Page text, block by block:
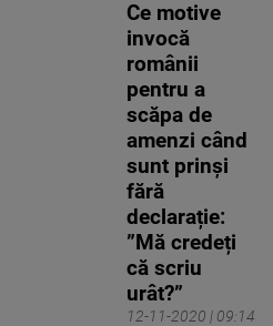
12-11-2020 | 09:14
Ce motive
invocă
românii
pentru a
scăpa de
amenzi când
sunt prinși
fără
declarație:
”Mă credeți
că scriu
urât?”